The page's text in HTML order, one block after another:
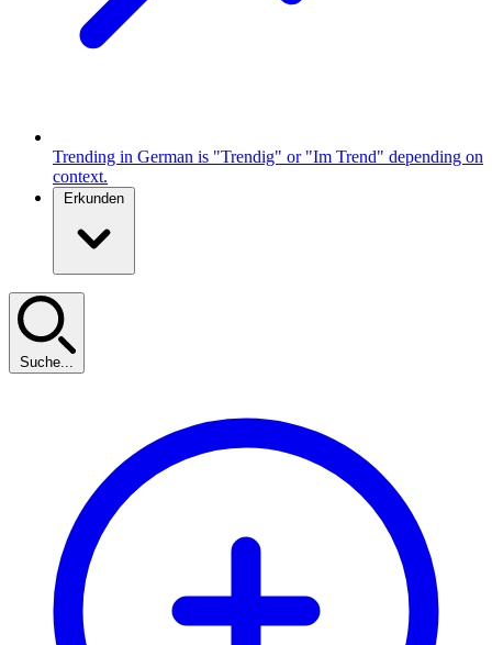
Trending in German is "Trendig" or "Im Trend" depending on
context.
Erkunden
Suche...